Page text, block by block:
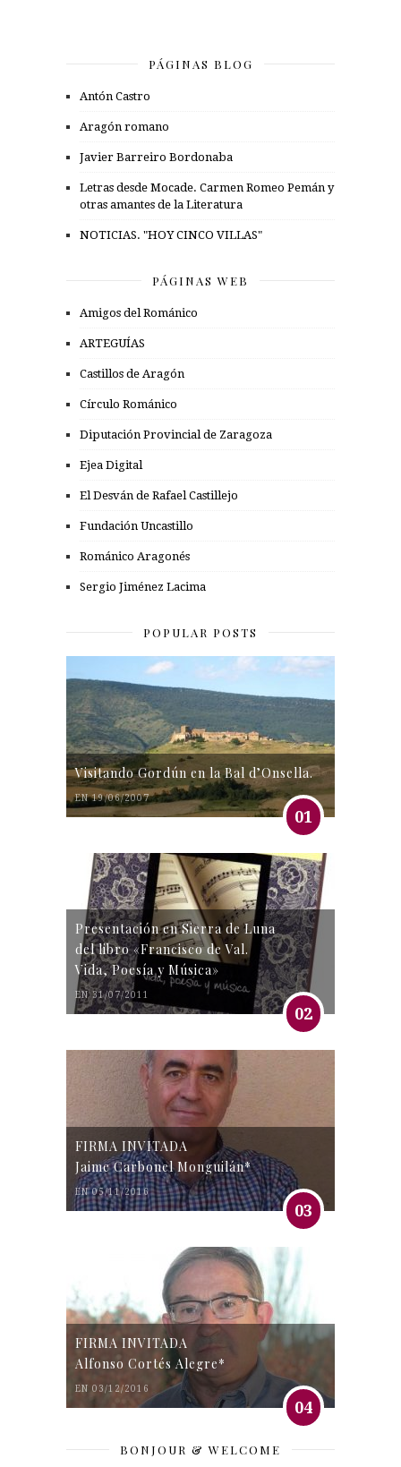
PÁGINAS BLOG
Antón Castro
Aragón romano
Javier Barreiro Bordonaba
Letras desde Mocade. Carmen Romeo Pemán y
otras amantes de la Literatura
NOTICIAS. "HOY CINCO VILLAS"
PÁGINAS WEB
Amigos del Románico
ARTEGUÍAS
Castillos de Aragón
Círculo Románico
Diputación Provincial de Zaragoza
Ejea Digital
El Desván de Rafael Castillejo
Fundación Uncastillo
Románico Aragonés
Sergio Jiménez Lacima
POPULAR POSTS
Visitando Gordún en la Bal d’Onsella.
EN 19/06/2007
01
Presentación en Sierra de Luna
del libro «Francisco de Val.
Vida, Poesía y Música»
EN 31/07/2011
02
FIRMA INVITADA
Jaime Carbonel Monguilán*
EN 05/11/2016
03
FIRMA INVITADA
Alfonso Cortés Alegre*
EN 03/12/2016
04
BONJOUR & WELCOME